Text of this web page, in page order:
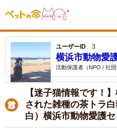
ユーザーID 3
横浜市動物愛
活動保護者（NPO / 社団
【迷子猫情報です！
された雑種の茶トラ
白）横浜市動物愛護